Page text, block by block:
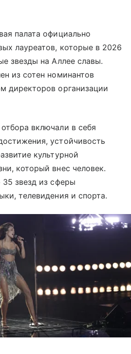
палата официально
лауреатов, которые в 2026
звезды на Аллее славы.
из сотен номинантов
директоров организации
включали в себя
устойчивость
культурной
который внес человек.
звезд из сферы
телевидения и спорта.